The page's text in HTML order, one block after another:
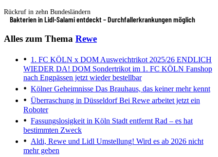
Rückruf in zehn Bundesländern
Bakterien in Lidl-Salami entdeckt – Durchfallerkrankungen möglich
Alles zum Thema Rewe
1. FC KÖLN x DOM Ausweichtrikot 2025/26 ENDLICH
WIEDER DA! DOM Sondertrikot im 1. FC KÖLN Fanshop
nach Engpässen jetzt wieder bestellbar
Kölner Geheimnisse Das Brauhaus, das keiner mehr kennt
Überraschung in DüsseldorfBei Rewe arbeitet jetzt ein
Roboter
Fassungslosigkeit in Köln Stadt entfernt Rad – es hat
bestimmten Zweck
Aldi, Rewe und Lidl Umstellung! Wird es ab 2026 nicht
mehr geben